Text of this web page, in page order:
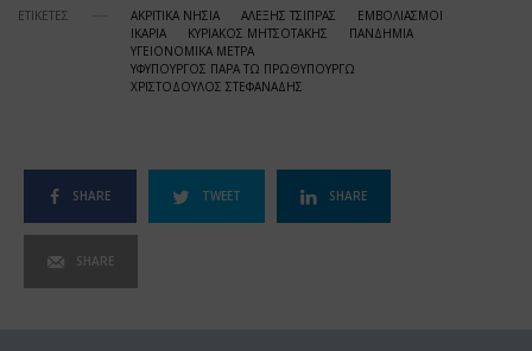
ΕΤΙΚΕΤΕΣ ΑΚΡΙΤΙΚΑ ΝΗΣΙΑ ΑΛΕΞΗΣ ΤΣΙΠΡΑΣ
ΕΜΒΟΛΙΑΣΜΟΙ
ΙΚΑΡΙΑ
ΚΥΡΙΑΚΟΣ ΜΗΤΣΟΤΑΚΗΣ
ΠΑΝΔΗΜΙΑ
ΥΓΕΙΟΝΟΜΙΚΑ ΜΕΤΡΑ
ΥΦΥΠΟΥΡΓΟΣ ΠΑΡΑ ΤΩ ΠΡΩΘΥΠΟΥΡΓΩ
ΧΡΙΣΤΟΔΟΥΛΟΣ ΣΤΕΦΑΝΑΔΗΣ
SHARE TWEET SHARE
SHARE